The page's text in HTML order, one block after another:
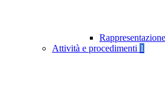
Attività e procedimenti 1